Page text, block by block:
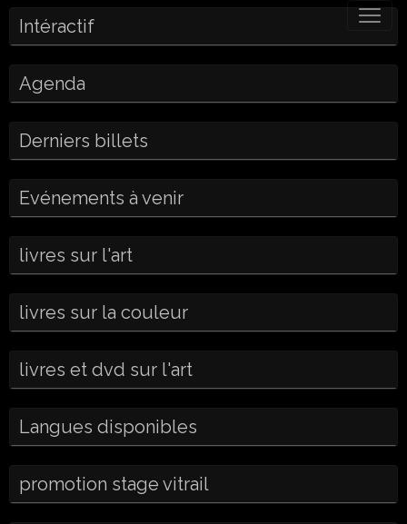
Intéractif
Agenda
Derniers billets
Evénements à venir
livres sur l'art
livres sur la couleur
livres et dvd sur l'art
Langues disponibles
promotion stage vitrail